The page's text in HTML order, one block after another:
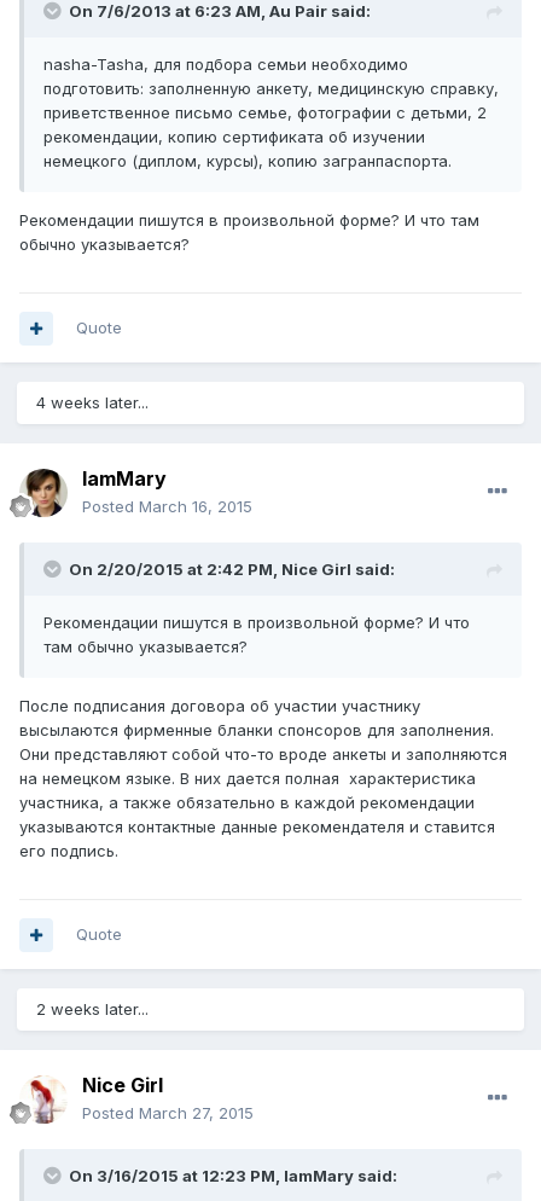
On 7/6/2013 at 6:23 AM, Au Pair said:
nasha-Tasha, для подбора семьи необходимо
подготовить: заполненную анкету, медицинскую справку,
приветственное письмо семье, фотографии с детьми, 2
рекомендации, копию сертификата об изучении
немецкого (диплом, курсы), копию загранпаспорта.
Рекомендации пишутся в произвольной форме? И что там
обычно указывается?
Quote
4 weeks later...
IamMary
Posted March 16, 2015
On 2/20/2015 at 2:42 PM, Nice Girl said:
Рекомендации пишутся в произвольной форме? И что
там обычно указывается?
После подписания договора об участии участнику
высылаются фирменные бланки спонсоров для заполнения.
Они представляют собой что-то вроде анкеты и заполняются
на немецком языке. В них дается полная характеристика
участника, а также обязательно в каждой рекомендации
указываются контактные данные рекомендателя и ставится
его подпись.
Quote
2 weeks later...
Nice Girl
Posted March 27, 2015
On 3/16/2015 at 12:23 PM, IamMary said: